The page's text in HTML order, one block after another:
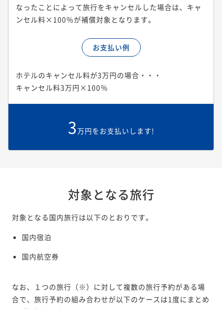
なったことによって旅行をキャンセルした場合は、キャ
ンセル料×100％が補償対象となります。
お支払い例
ホテルのキャンセル料が3万円の場合・・・
キャンセル料3万円×100％
3 万円をお支払いします!
対象となる旅行
対象となる国内旅行は以下のとおりです。
国内宿泊
国内航空券
なお、１つの旅行（※）に対して複数の旅行予約がある場
合で、旅行予約の組み合わせが以下のケースは1度にまとめ